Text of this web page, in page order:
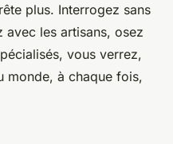
plus. Interrogez sans
avec les artisans, osez
vous verrez,
monde, à chaque fois,